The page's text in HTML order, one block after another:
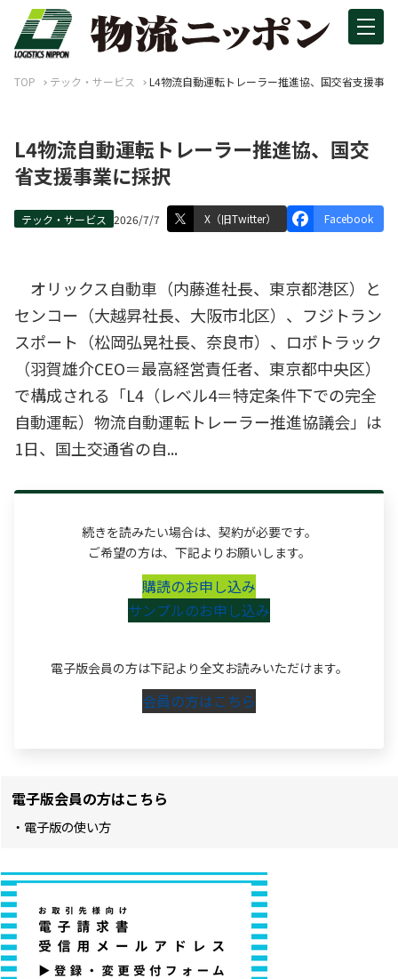
TOP テック・サービス L4物流自動運転トレーラー推進協、国交省支援事
L4物流自動運転トレーラー推進協、国交
省支援事業に採択
テック・サービス 2026/7/7 X（旧Twitter） Facebook
オリックス自動車（内藤進社長、東京都港区）と
センコー（大越昇社長、大阪市北区）、フジトラン
スポート（松岡弘晃社長、奈良市）、ロボトラック
（羽賀雄介CEO＝最高経営責任者、東京都中央区）
で構成される「L4（レベル4＝特定条件下での完全
自動運転）物流自動運転トレーラー推進協議会」は
1日、国土交通省の自...
続きを読みたい場合は、契約が必要です。
ご希望の方は、下記よりお願いします。
購読のお申し込み
サンプルのお申し込み
電子版会員の方は下記より全文お読みいただけます。
会員の方はこちら
電子版会員の方はこちら
・電子版の使い方